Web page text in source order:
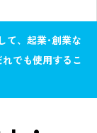
て、起業･創業な
でも使用するこ